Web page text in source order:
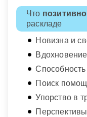
Что
раскладе
Новизна и
Поиск
Упорство в